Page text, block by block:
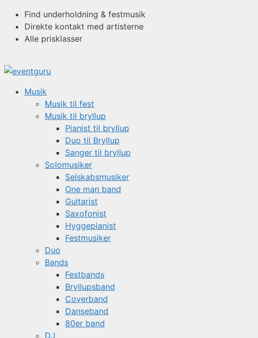
Hop
indhold
Find underholdning & festmusik
Direkte kontakt med artisterne
Alle prisklasser
Musik
Musik til fest
Musik til bryllup
Pianist til bryllup
Duo til Bryllup
Sanger til bryllup
Solomusiker
Selskabsmusiker
One man band
Guitarist
Saxofonist
Hyggepianist
Festmusiker
Duo
Bands
Festbands
Bryllupsband
Coverband
Danseband
80er band
DJ